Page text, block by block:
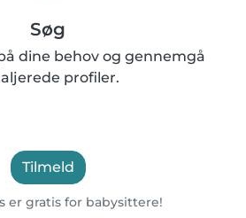
Søg
dine behov og gennemgå
profiler.
Tilmeld
er gratis for babysittere!